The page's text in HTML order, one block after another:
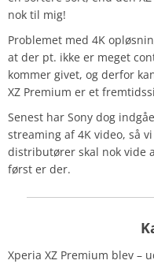
nok til mig!
Problemet med 4K
at der pt. ikke er meget
kommer givet, og derfor
XZ Premium er et
Senest har Sony dog
streaming af 4K video, så
distributører skal nok vide
først er der.
Xperia XZ Premium blev –